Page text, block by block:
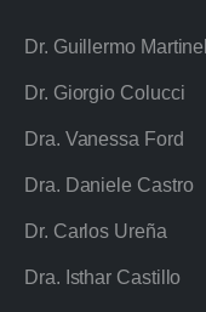
Dr. Guillermo
Dr. Giorgio Colucci
Dra. Vanessa Ford
Dra. Daniele Castro
Dr. Carlos Ureña
Dra. Isthar Castillo